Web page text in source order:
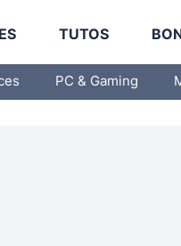
TUTOS
PC & Gaming